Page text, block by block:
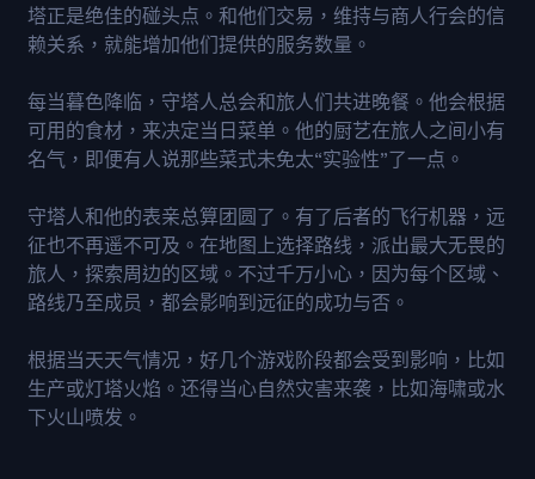
塔正是绝佳的碰头点。和他们交易，维持与商人行会的信
赖关系，就能增加他们提供的服务数量。
每当暮色降临，守塔人总会和旅人们共进晚餐。他会根据
可用的食材，来决定当日菜单。他的厨艺在旅人之间小有
名气，即便有人说那些菜式未免太“实验性”了一点。
守塔人和他的表亲总算团圆了。有了后者的飞行机器，远
征也不再遥不可及。在地图上选择路线，派出最大无畏的
旅人，探索周边的区域。不过千万小心，因为每个区域、
路线乃至成员，都会影响到远征的成功与否。
根据当天天气情况，好几个游戏阶段都会受到影响，比如
生产或灯塔火焰。还得当心自然灾害来袭，比如海啸或水
下火山喷发。